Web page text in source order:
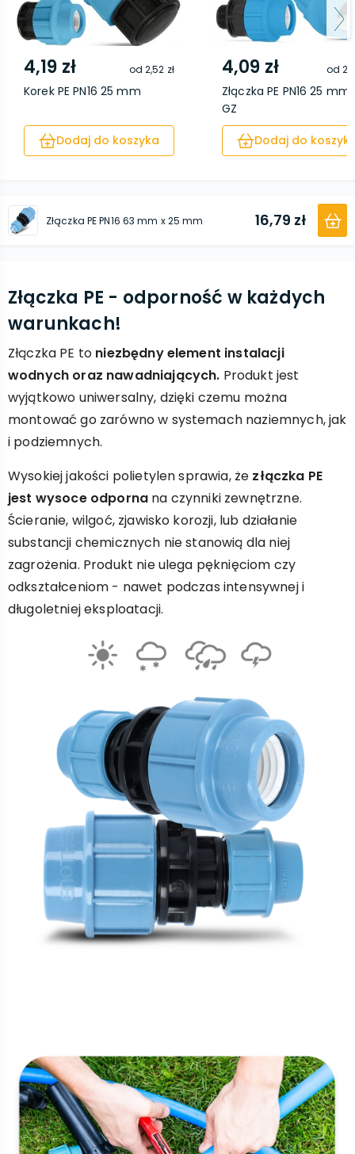
4,19 zł od2,52 zł
Korek PE PN16 25 mm
Dodaj do koszyka
4,09 zł od
Złączka PE PN16 25 mm
GZ
Dodaj do
Złączka PE PN16 63 mm x 25 mm 16,79 zł
Złączka PE - odporność w każdych
warunkach!
Złączka PE to niezbędny element instalacji
wodnych oraz nawadniających. Produkt jest
wyjątkowo uniwersalny, dzięki czemu można
montować go zarówno w systemach naziemnych, jak
i podziemnych.
Wysokiej jakości polietylen sprawia, że złączka PE
jest wysoce odporna na czynniki zewnętrzne.
Ścieranie, wilgoć, zjawisko korozji, lub działanie
substancji chemicznych nie stanowią dla niej
zagrożenia. Produkt nie ulega pęknięciom czy
odkształceniom - nawet podczas intensywnej i
długoletniej eksploatacji.